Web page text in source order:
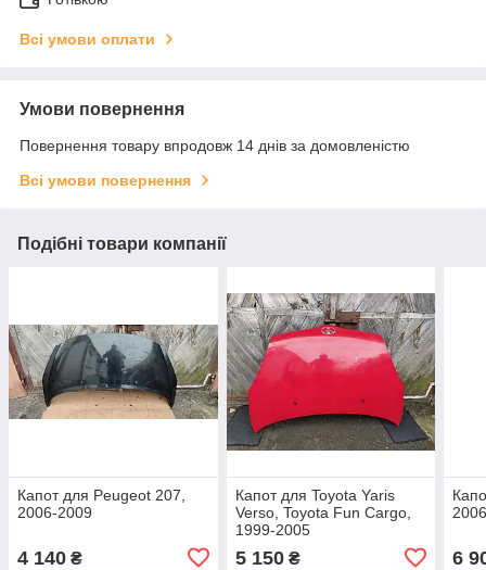
Всі умови оплати
Умови повернення
Повернення товару впродовж 14 днів за домовленістю
Всі умови повернення
Подібні товари компанії
Капот для Peugeot 207,
2006-2009
4 140 ₴
Капот для Toyota Yaris
Verso, Toyota Fun Cargo,
1999-2005
5 150₴ 6